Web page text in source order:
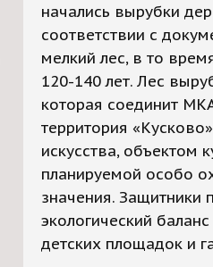
начались вырубки
соответствии с
мелкий лес, в то
120-140 лет. Лес
которая соединит
территория
искусства, объектом
планируемой особо
значения. Защитники
экологический
детских площадок и